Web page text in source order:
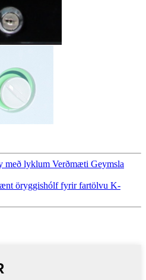
með lyklum Verðmæti Geymsla
öryggishólf fyrir fartölvu K-